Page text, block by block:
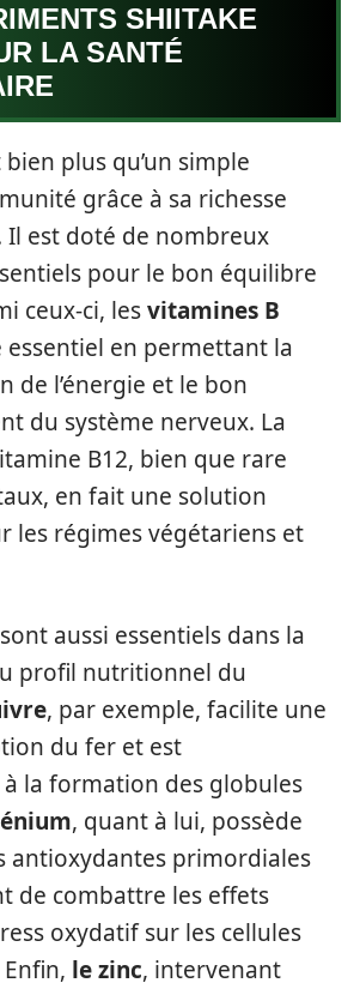
SHIITAKE
LA SANTÉ
plus qu’un simple
grâce à sa richesse
est doté de nombreux
pour le bon équilibre
ceux-ci, lesvitamines B
en permettant la
de l’énergie et le bon
du système nerveux. La
B12, bien que rare
en fait une solution
les régimes végétariens et
aussi essentiels dans la
profil nutritionnel du
, par exemple, facilite une
du fer et est
la formation des globules
, quant à lui, possède
antioxydantes primordiales
de combattre les effets
oxydatif sur les cellules
le zinc, intervenant